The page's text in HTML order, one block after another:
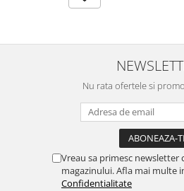
Nu rata ofertele si
Vreau sa primesc newsletter
magazinului. Afla mai multe
Confidentialitate